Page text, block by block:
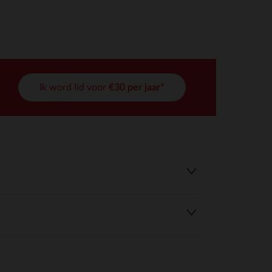
Ik word lid voor €30 per jaar*